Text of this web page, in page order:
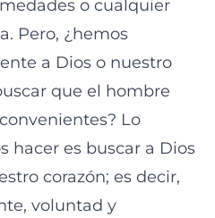
o cualquier
Pero, ¿hemos
a Dios o nuestro
que el hombre
Lo
hacer es buscar a Dios
corazón; es decir,
voluntad y